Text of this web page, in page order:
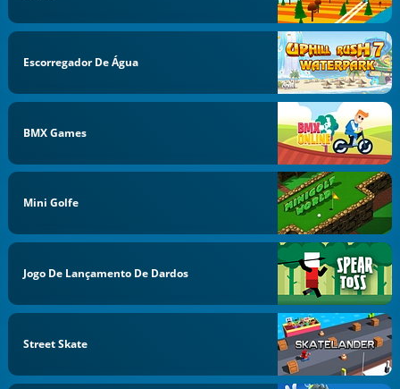
Escorregador De Água
BMX Games
Mini Golfe
Jogo De Lançamento De Dardos
Street Skate